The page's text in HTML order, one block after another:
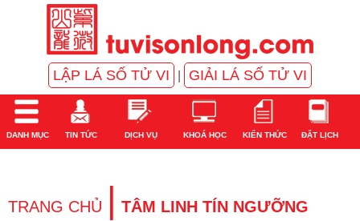
LẬP LÁ SỐ TỬ VI GIẢI LÁ SỐ TỬ VI
DANH MỤC TIN TỨC DỊCH VỤ KHOÁ HỌC KIẾN THỨC ĐẶT LỊCH
TRANG CHỦ | TÂM LINH TÍN NGƯỠNG